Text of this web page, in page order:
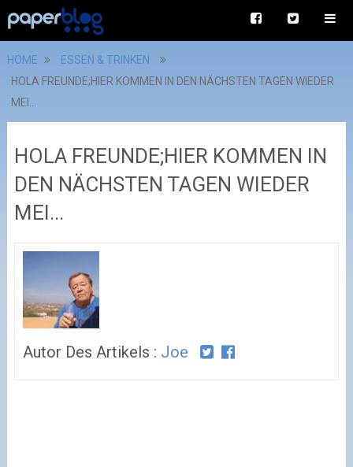
HOME
ESSEN & TRINKEN
HOLA FREUNDE;HIER KOMMEN IN DEN NÄCHSTEN TAGEN WIEDER
MEI...
HOLA FREUNDE;HIER KOMMEN IN
DEN NÄCHSTEN TAGEN WIEDER
MEI...
Autor Des Artikels : Joe